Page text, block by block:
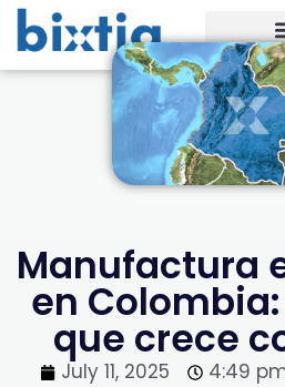
Manufactura
en
que crece
July 11, 2025 4:49